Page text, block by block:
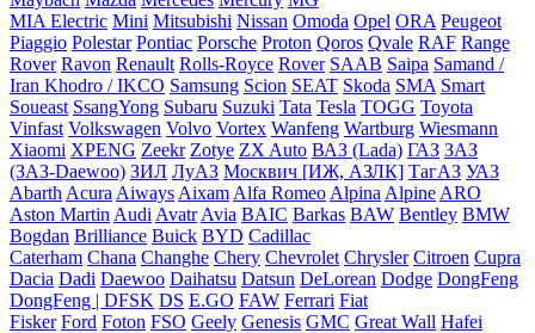
MIA Electric Mini Mitsubishi Nissan Omoda Opel ORA Peugeot
Piaggio Polestar Pontiac Porsche Proton Qoros Qvale RAF Range
Rover Ravon Renault Rolls-Royce Rover SAAB Saipa Samand /
Iran Khodro / IKCO Samsung Scion SEAT Skoda SMA Smart
Soueast SsangYong Subaru Suzuki Tata Tesla TOGG Toyota
Vinfast Volkswagen Volvo Vortex Wanfeng Wartburg Wiesmann
Xiaomi XPENG Zeekr Zotye ZX Auto ВАЗ (Lada) ГАЗ ЗАЗ
(ЗАЗ-Daewoo) ЗИЛ ЛуАЗ Москвич [ИЖ, АЗЛК] ТагАЗ УАЗ
Abarth Acura Aiways Aixam Alfa Romeo Alpina Alpine ARO
Aston Martin Audi Avatr Avia BAIC Barkas BAW Bentley BMW
Bogdan Brilliance Buick BYD Cadillac
Caterham Chana Changhe Chery Chevrolet Chrysler Citroen Cupra
Dacia Dadi Daewoo Daihatsu Datsun DeLorean Dodge DongFeng
DongFeng | DFSK DS E.GO FAW Ferrari Fiat
Fisker Ford Foton FSO Geely Genesis GMC Great Wall Hafei